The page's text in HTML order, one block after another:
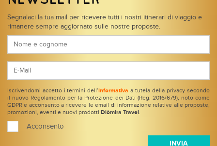
Segnalaci la tua mail per ricevere tutti i nostri itinerari di viaggio e
rimanere sempre aggiornato sulle nostre proposte.
Iscrivendomi accetto i termini dell’ informativa a tutela della privacy secondo
il nuovo Regolamento per la Protezione dei Dati (Reg. 2016/679), noto come
GDPR e acconsento a ricevere le email di informazione relative alle proposte,
promozioni, eventi e nuovi prodotti Diòmira Travel .
Acconsento